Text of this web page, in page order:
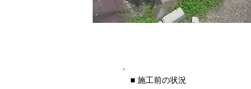
■ 施工前の状況